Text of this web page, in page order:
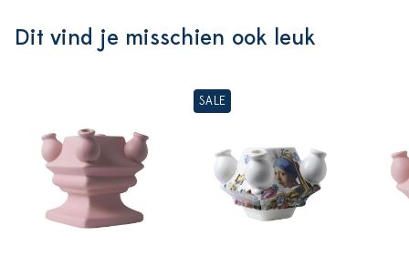
Dit vind je misschien ook leuk
SALE